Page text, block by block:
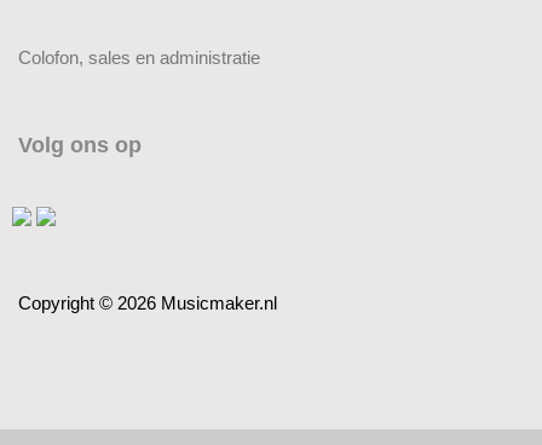
Colofon, sales en administratie
Volg ons op
Copyright © 2026 Musicmaker.nl